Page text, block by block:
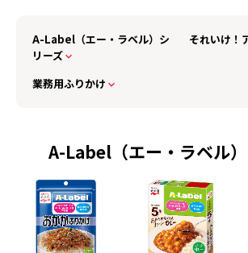
A-Label（エー・ラベル）シ
リーズ
それいけ！
業務用ふりかけ
A-Label（エー・ラベル